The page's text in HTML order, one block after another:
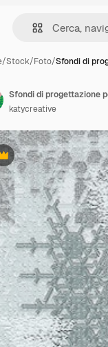
/Stock/Foto/Sfondi di
Premium
Sfondi di progettazione
katycreative